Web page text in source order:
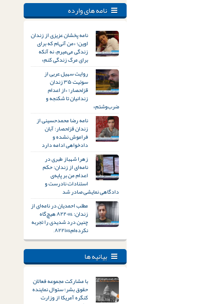
نامه های وارده
نامه پخشان عزیزی از زندان
اوین؛ «من آنی‌ام که برای
زندگی می‌میرم، نه آنکه
برای مرگ زندگی کنم»
روایت سهیل عربی از
سوئیت ۳۵ زندان
قزلحصار؛ «از اعدام
زندانیان تا شکنجه و
ضرب‌وشتم»
نامه رضا محمدحسینی از
زندان قزلحصار: آبان
فراموش نشده و
دادخواهی ادامه دارد
زهرا شهباز طبری در
نامه‌ای از زندان: حکم
اعدام من بر پایه‌ی
استنادات نادرست و
دادگاهی نمایشی صادر شد
مطلب احمدیان در نامه‌ای از
زندان: &#۸۲۲۰;هیچ‌گاه
چنین درد شدیدی را تجربه
نکرده‌ام&#۸۲۲۱;
بیانیه ها
با مشارکت مجموعه فعالان
حقوق بشر؛ سئوال نماینده
کنگره آمریکا از وزارت